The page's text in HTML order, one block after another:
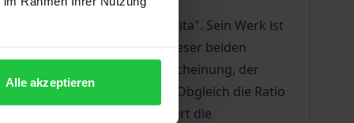
Alle akzeptieren
systematica proposita". Sein Werk ist
harten Zusammenstoß dieser beiden
neue kulturelle Figur in Erscheinung, der
Zur Linden zählt. Obgleich die Ratio
Rhetorik und konzipiert die